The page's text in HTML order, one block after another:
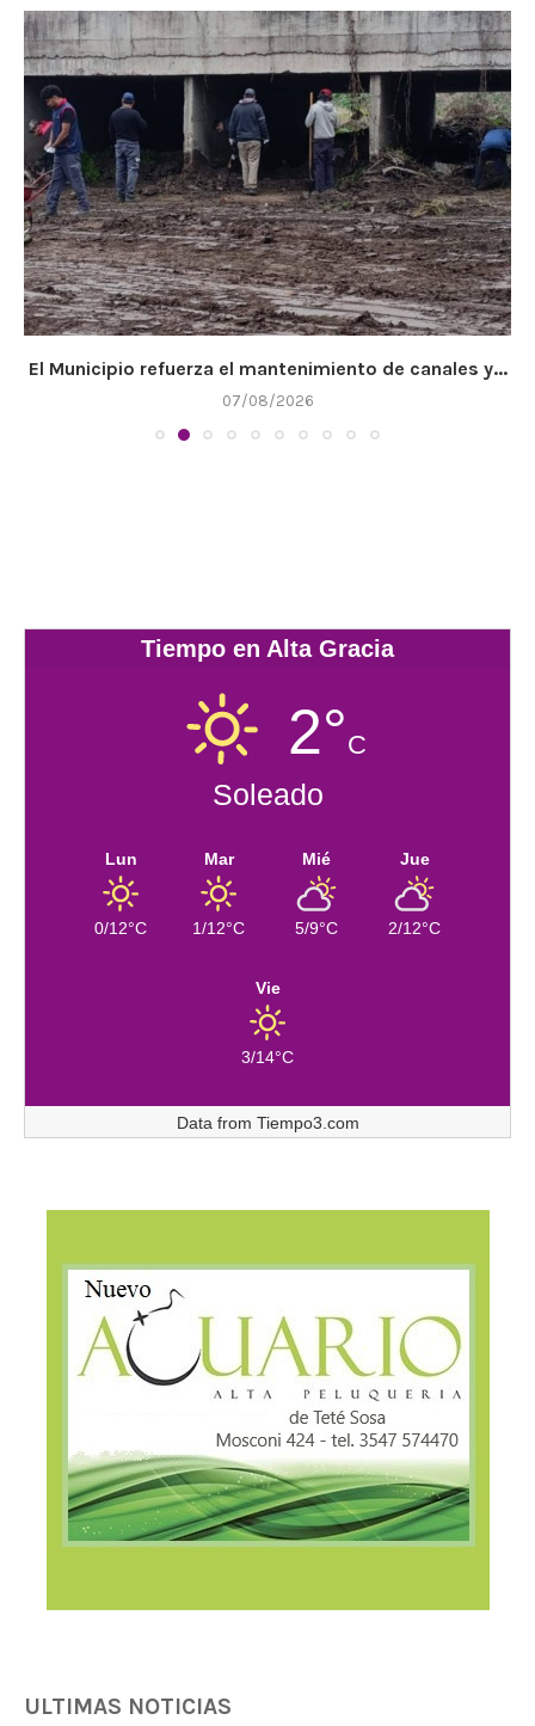
El Municipio refuerza el mantenimiento de canales y...
07/08/2026
Tiempo en Alta Gracia
2°C
Soleado
Lun
0/12°C
Mar
1/12°C
Mié
5/9°C
Jue
2/12°C
Vie
3/14°C
Data from Tiempo3.com
ULTIMAS NOTICIAS